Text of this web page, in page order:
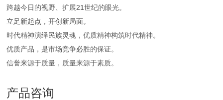
跨越今日的视野、扩展21世纪的眼光。
立足新起点，开创新局面。
时代精神演绎民族灵魂，优质精神构筑时代精神。
优质产品，是市场竞争必胜的保证。
信誉来源于质量，质量来源于素质。
产品咨询